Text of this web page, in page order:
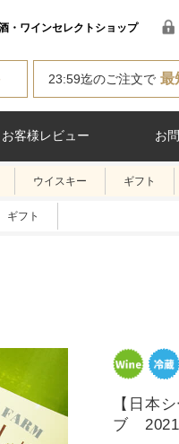
・ワインセレクトショップ
23:59迄のご注文で 最
お客様レビュー お
ウイスキー ギフト
ギフト
【日本
ブ